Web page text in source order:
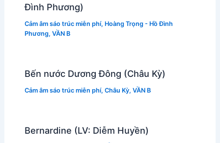
Đình Phương)
Cảm âm sáo trúc miễn phí, Hoàng Trọng - Hồ Đình
Phương, VẦN B
Bến nước Dương Đông (Châu Kỳ)
Cảm âm sáo trúc miễn phí, Châu Kỳ, VẦN B
Bernardine (LV: Diễm Huyền)